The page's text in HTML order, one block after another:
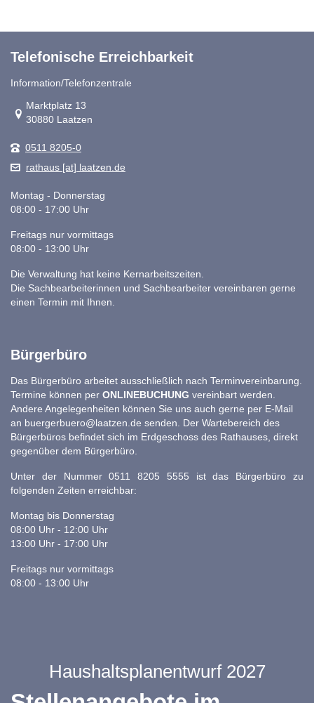
Telefonische Erreichbarkeit
Information/Telefonzentrale
Link zur Google-Maps Navigation
Marktplatz 13
30880 Laatzen
0511 8205-0
rathaus [at] laatzen.de
Montag - Donnerstag
08:00 - 17:00 Uhr
Freitags nur vormittags
08:00 - 13:00 Uhr
Die Verwaltung hat keine Kernarbeitszeiten.
Die Sachbearbeiterinnen und Sachbearbeiter vereinbaren gerne
einen Termin mit Ihnen.
Bürgerbüro
Das Bürgerbüro arbeitet ausschließlich nach Terminvereinbarung.
Termine können per ONLINEBUCHUNG vereinbart werden.
Andere Angelegenheiten können Sie uns auch gerne per E-Mail
an buergerbuero@laatzen.de senden. Der Wartebereich des
Bürgerbüros befindet sich im Erdgeschoss des Rathauses, direkt
gegenüber dem Bürgerbüro.
Unter der Nummer 0511 8205 5555 ist das Bürgerbüro zu
folgenden Zeiten erreichbar:
Montag bis Donnerstag
08:00 Uhr - 12:00 Uhr
13:00 Uhr - 17:00 Uhr
Freitags nur vormittags
08:00 - 13:00 Uhr
Haushaltsplanentwurf 2027